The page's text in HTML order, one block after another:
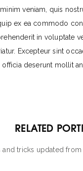
veniam, quis
ex ea commodo
in voluptate
Excepteur sint
officia deserunt mollit
RELATED
and tricks updated